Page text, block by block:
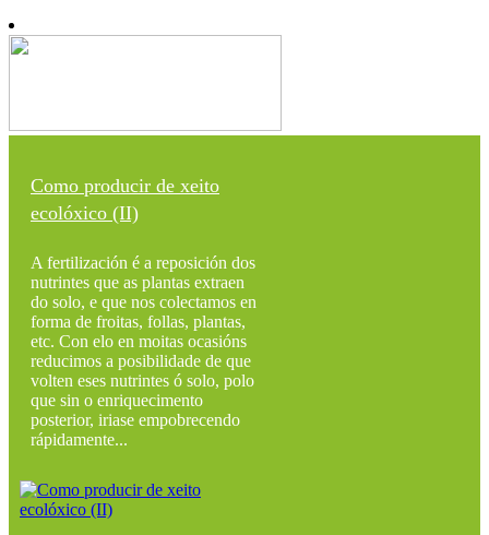
Como producir de xeito
ecolóxico (II)
A fertilización é a reposición dos
nutrintes que as plantas extraen
do solo, e que nos colectamos en
forma de froitas, follas, plantas,
etc. Con elo en moitas ocasións
reducimos a posibilidade de que
volten eses nutrintes ó solo, polo
que sin o enriquecimento
posterior, iriase empobrecendo
rápidamente...